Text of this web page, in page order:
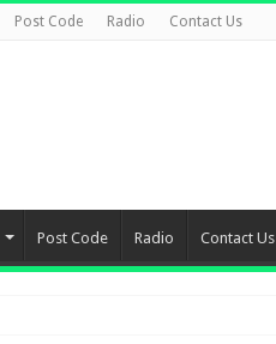
Post Code Radio Contact Us
Post Code Radio Contact Us